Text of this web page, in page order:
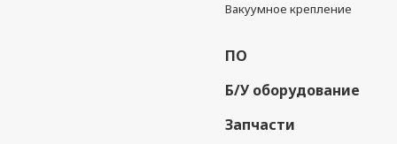
Вакуумное крепление
ПО
Б/У оборудование
Запчасти